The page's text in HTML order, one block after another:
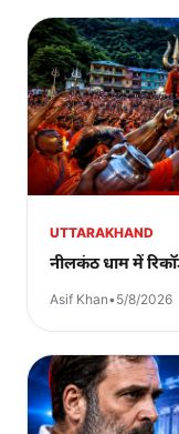
UTTARAKHAND
नीलकंठ धाम में
Asif Khan•5/8/2026